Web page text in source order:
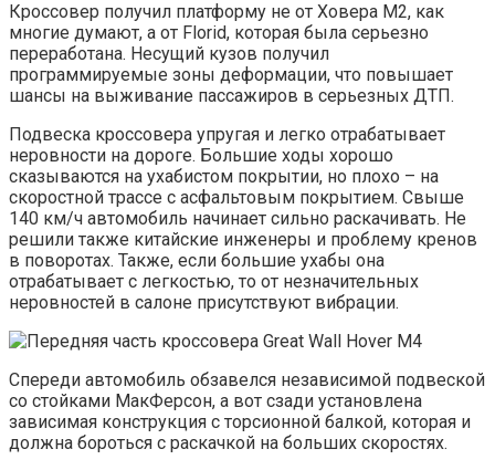
Кроссовер получил платформу не от Ховера М2, как
многие думают, а от Florid, которая была серьезно
переработана. Несущий кузов получил
программируемые зоны деформации, что повышает
шансы на выживание пассажиров в серьезных ДТП.
Подвеска кроссовера упругая и легко отрабатывает
неровности на дороге. Большие ходы хорошо
сказываются на ухабистом покрытии, но плохо – на
скоростной трассе с асфальтовым покрытием. Свыше
140 км/ч автомобиль начинает сильно раскачивать. Не
решили также китайские инженеры и проблему кренов
в поворотах. Также, если большие ухабы она
отрабатывает с легкостью, то от незначительных
неровностей в салоне присутствуют вибрации.
Спереди автомобиль обзавелся независимой подвеской
со стойками МакФерсон, а вот сзади установлена
зависимая конструкция с торсионной балкой, которая и
должна бороться с раскачкой на больших скоростях.